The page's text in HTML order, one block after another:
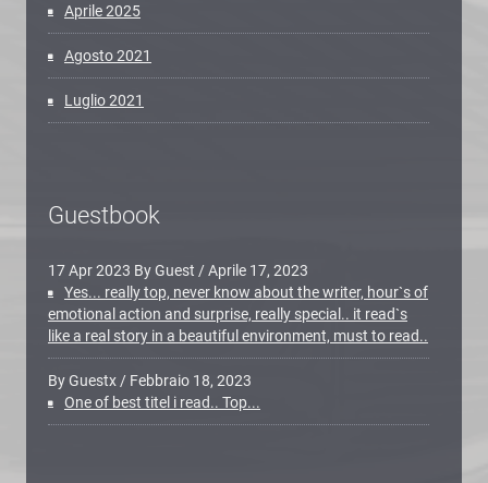
Aprile 2025
Agosto 2021
Luglio 2021
Guestbook
17 Apr 2023 By Guest /Aprile 17, 2023
Yes... really top, never know about the writer, hour`s of
emotional action and surprise, really special.. it read`s
like a real story in a beautiful environment, must to read..
By Guestx / Febbraio 18, 2023
One of best titel i read.. Top...